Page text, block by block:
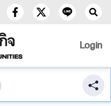
Login